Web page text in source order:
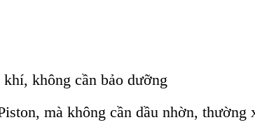
không cần bảo dưỡng
mà không cần dầu nhờn, thường